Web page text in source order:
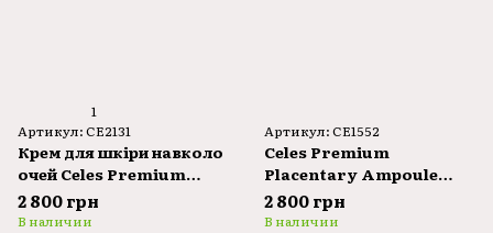
1
Артикул: CE2131
Крем для шкіри навколо
очей Celes Premium
Placentary Eye Cream
80ml
2 800 грн
В наличии
Артикул: CE1552
Celes Premium
Placentary Ampoule
30ml
2 800 грн
В наличии